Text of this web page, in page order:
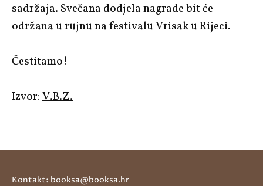
sadržaja. Svečana dodjela nagrade bit će
održana u rujnu na festivalu Vrisak u Rijeci.
Čestitamo!
Izvor:V.B.Z.
Kontakt: booksa@booksa.hr